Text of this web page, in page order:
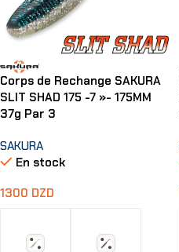
Corps de Rechange SAKURA
SLIT SHAD 175 -7 »- 175MM
37g Par 3
SAKURA
En stock
1300 DZD